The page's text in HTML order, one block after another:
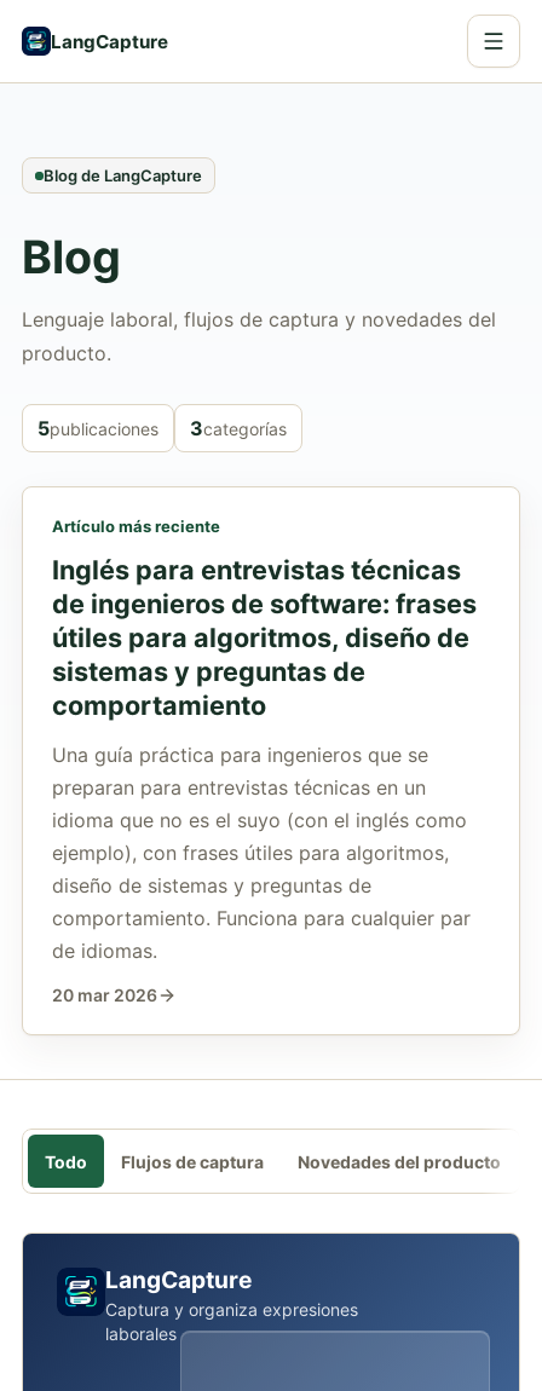
LangCapture
Blog de LangCapture
Blog
Lenguaje laboral, flujos de captura y novedades del
producto.
5publicaciones 3categorías
Artículo más reciente
Inglés para entrevistas técnicas
de ingenieros de software: frases
útiles para algoritmos, diseño de
sistemas y preguntas de
comportamiento
Una guía práctica para ingenieros que se
preparan para entrevistas técnicas en un
idioma que no es el suyo (con el inglés como
ejemplo), con frases útiles para algoritmos,
diseño de sistemas y preguntas de
comportamiento. Funciona para cualquier par
de idiomas.
20 mar 2026
Todo Flujos de captura Novedades del producto
LangCapture
Captura y organiza expresiones
laborales